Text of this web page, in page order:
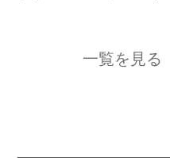
一覧を見る